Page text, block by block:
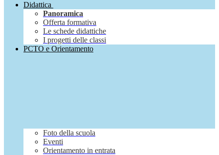
Didattica
Panoramica
Offerta formativa
Le schede didattiche
I progetti delle classi
PCTO e Orientamento
Foto della scuola
Eventi
Orientamento in entrata